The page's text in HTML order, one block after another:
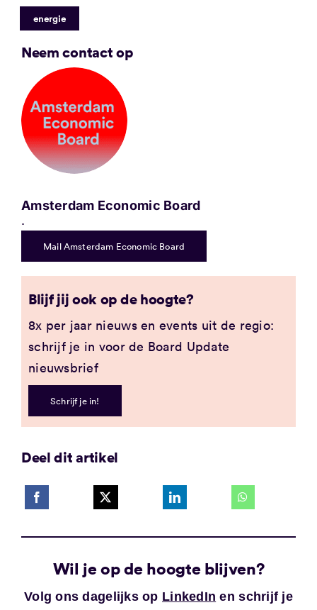
energie
Neem contact op
Amsterdam Economic Board
.
Mail Amsterdam Economic Board
Blijf jij ook op de hoogte?
8x per jaar nieuws en events uit de regio:
schrijf je in voor de Board Update
nieuwsbrief
Schrijf je in!
Deel dit artikel
Wil je op de hoogte blijven?
Volg ons dagelijks op LinkedIn en schrijf je